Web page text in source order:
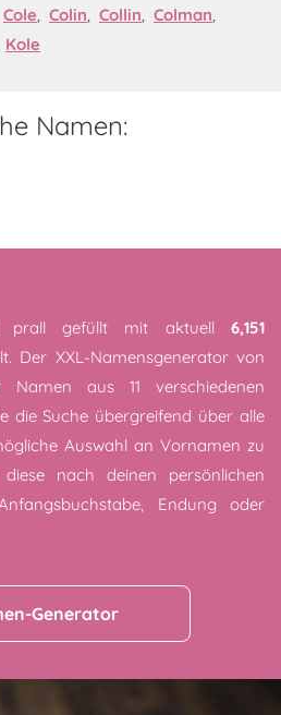
Cole, Colin, Collin, Colman,
Kole
Namen:
prall gefüllt mit aktuell 6,151
Der XXL-Namensgenerator von
Namen aus 11 verschiedenen
die Suche übergreifend über alle
Auswahl an Vornamen zu
nach deinen persönlichen
Endung oder
Generator